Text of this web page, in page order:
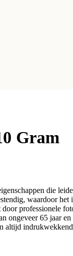
Gram
die
waardoor
professionele
65 jaar
altijd